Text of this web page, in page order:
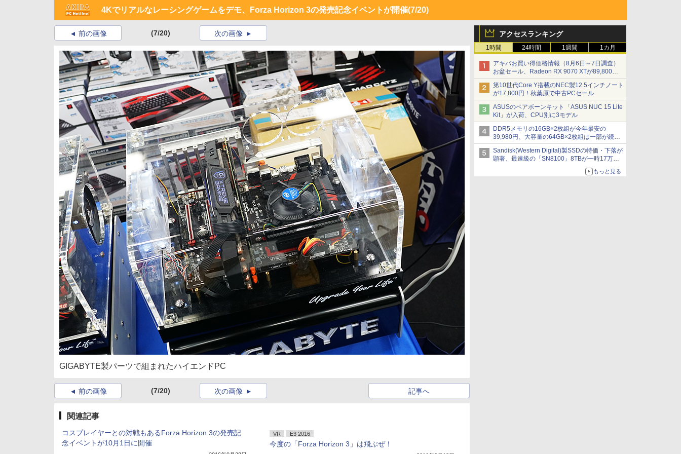
4Kでリアルなレーシングゲームをデモ、Forza Horizon 3の発売記念イベントが開催(7/20)
アクセスランキング
1時間 24時間 1週間 1カ月
アキバお買い得価格情報（8月6日～7日調査）
お盆セール、Radeon RX 9070 XTが89,800
円、水平周波数24.8kHz対応の17型モニターが
9,801円、暑さ指数連動セール ほか
第10世代Core Y搭載のNEC製12.5インチノート
が17,800円！秋葉原で中古PCセール
ASUSのベアボーンキット「ASUS NUC 15 Lite
Kit」が入荷、CPU別に3モデル
DDR5メモリの16GB×2枚組が今年最安の
39,980円、大容量の64GB×2枚組は一部が続騰
[8月前半のメモリ価格]
Sandisk(Western Digital)製SSDの特価・下落が
顕著、最速級の「SN8100」8TBが一時17万円
もっと見る
前の画像 (7/20) 次の画像
GIGABYTE製パーツで組まれたハイエンドPC
前の画像 (7/20) 記事へ
次の画像
関連記事
コスプレイヤーとの対戦もあるForza Horizon 3の発売記
念イベントが10月1日に開催
VR E3 2016
今度の「Forza Horizon 3」は飛ぶぜ！